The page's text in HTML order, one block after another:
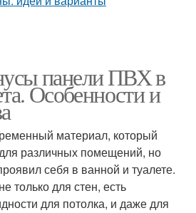
панели ПВХ в
Особенности и
материал, который
различных помещений, но
себя в ванной и туалете.
только для стен, есть
для потолка, и даже для